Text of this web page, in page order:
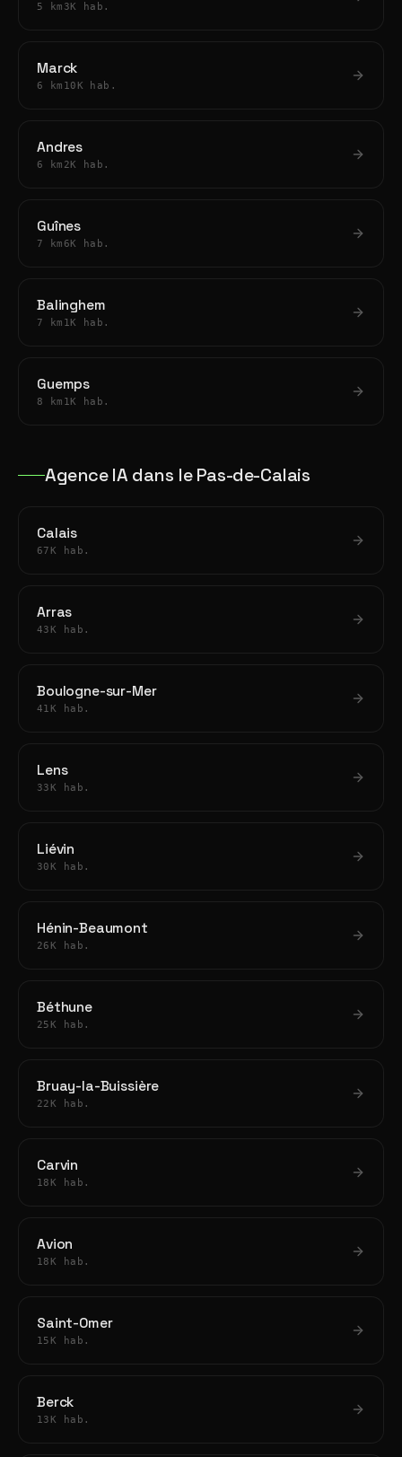
5 km 3K hab.
Marck
6 km 10K hab.
Andres
6 km 2K hab.
Guînes
7 km 6K hab.
Balinghem
7 km 1K hab.
Guemps
8 km 1K hab.
Agence IA dans le Pas-de-Calais
Calais
67K hab.
Arras
43K hab.
Boulogne-sur-Mer
41K hab.
Lens
33K hab.
Liévin
30K hab.
Hénin-Beaumont
26K hab.
Béthune
25K hab.
Bruay-la-Buissière
22K hab.
Carvin
18K hab.
Avion
18K hab.
Saint-Omer
15K hab.
Berck
13K hab.